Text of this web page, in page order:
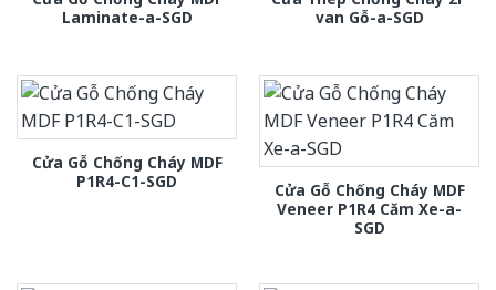
Laminate-a-SGD
van Gỗ-a-SGD
Cửa Gỗ Chống Cháy MDF
P1R4-C1-SGD
Cửa Gỗ Chống Cháy MDF
Veneer P1R4 Căm Xe-a-
SGD